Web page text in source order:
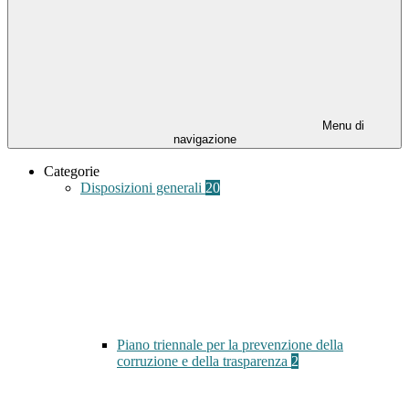
Menu di
navigazione
Categorie
Disposizioni generali 20
Piano triennale per la prevenzione della
corruzione e della trasparenza 2